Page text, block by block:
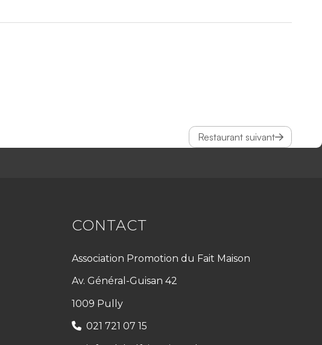
Restaurant suivant
CONTACT
Association Promotion du Fait Maison
Av. Général-Guisan 42
1009 Pully
021 721 07 15